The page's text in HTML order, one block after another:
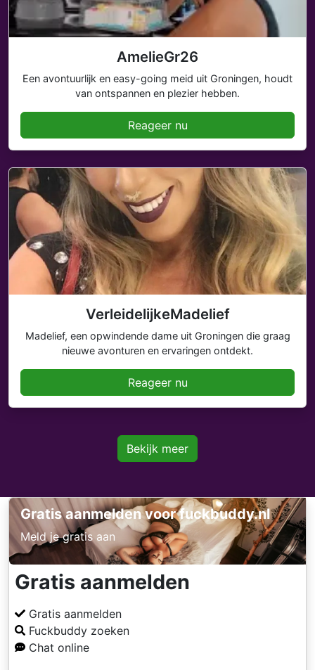
AmelieGr26
Een avontuurlijk en easy-going meid uit Groningen, houdt
van ontspannen en plezier hebben.
Reageer nu
VerleidelijkeMadelief
Madelief, een opwindende dame uit Groningen die graag
nieuwe avonturen en ervaringen ontdekt.
Reageer nu
Bekijk meer
Gratis aanmelden voor fuckbuddy.nl
Meld je gratis aan
Gratis aanmelden
Gratis aanmelden
Fuckbuddy zoeken
Chat online